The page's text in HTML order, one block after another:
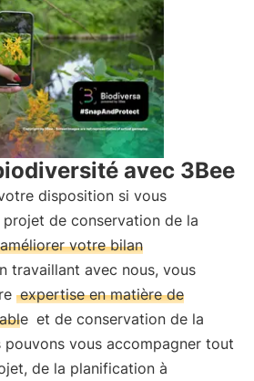
avec 3Bee
disposition si vous
projet de conservation de la
votre bilan
travaillant avec nous, vous
expertise en matière de
et de conservation de la
pouvons vous accompagner tout
de la planification à